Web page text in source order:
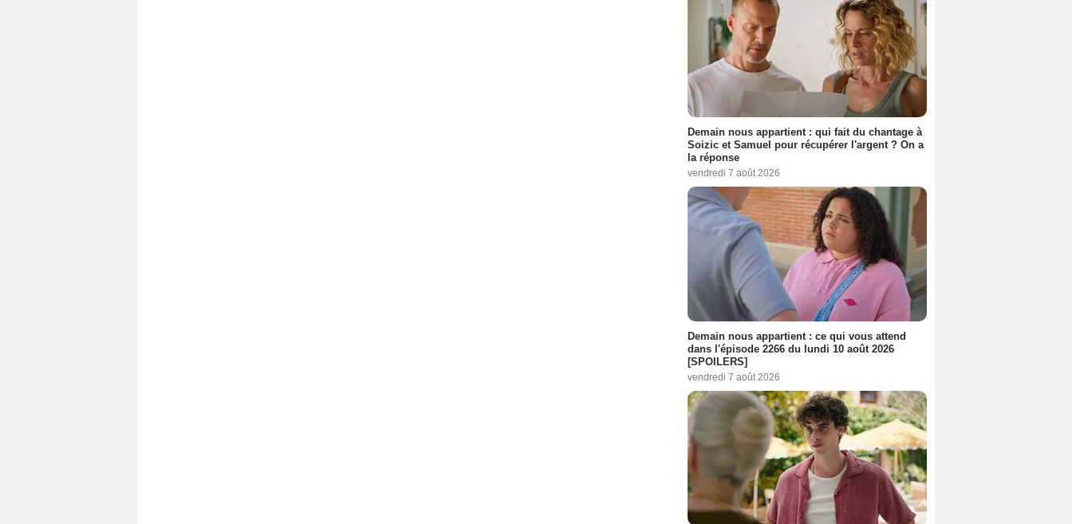
Demain nous appartient : qui fait du chantage à
Soizic et Samuel pour récupérer l'argent ? On a
la réponse
vendredi 7 août 2026
Demain nous appartient : ce qui vous attend
dans l'épisode 2266 du lundi 10 août 2026
[SPOILERS]
vendredi 7 août 2026